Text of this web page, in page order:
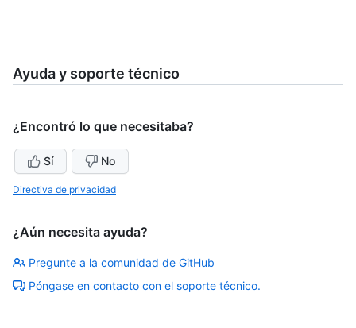
Ayuda y soporte técnico
¿Encontró lo que necesitaba?
Sí No
Directiva de privacidad
¿Aún necesita ayuda?
Pregunte a la comunidad de GitHub
Póngase en contacto con el soporte técnico.